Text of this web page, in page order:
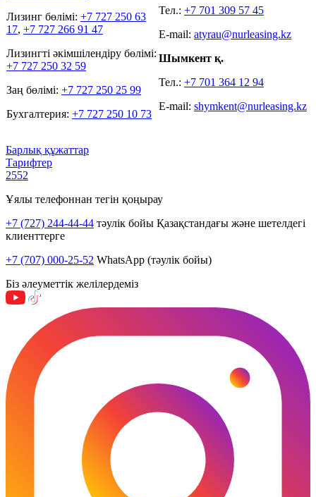
Лизинг бөлімі: +7 727 250 63
17, +7 727 266 91 47
Лизингті әкімшілендіру бөлімі:
+7 727 250 32 59
Заң бөлімі: +7 727 250 25 99
Бухгалтерия: +7 727 250 10 73
Тел.: +7 701 309 57 45
E-mail: atyrau@nurleasing.kz
Шымкент қ.
Тел.: +7 701 364 12 94
E-mail: shymkent@nurleasing.kz
Барлық құжаттар
Тарифтер
2552
Ұялы телефоннан тегін қоңырау
+7 (727) 244-44-44 тәулік бойы Қазақстандағы және шетелдегі
клиенттерге
+7 (707) 000-25-52 WhatsApp (тәулік бойы)
Біз әлеуметтік желілердеміз